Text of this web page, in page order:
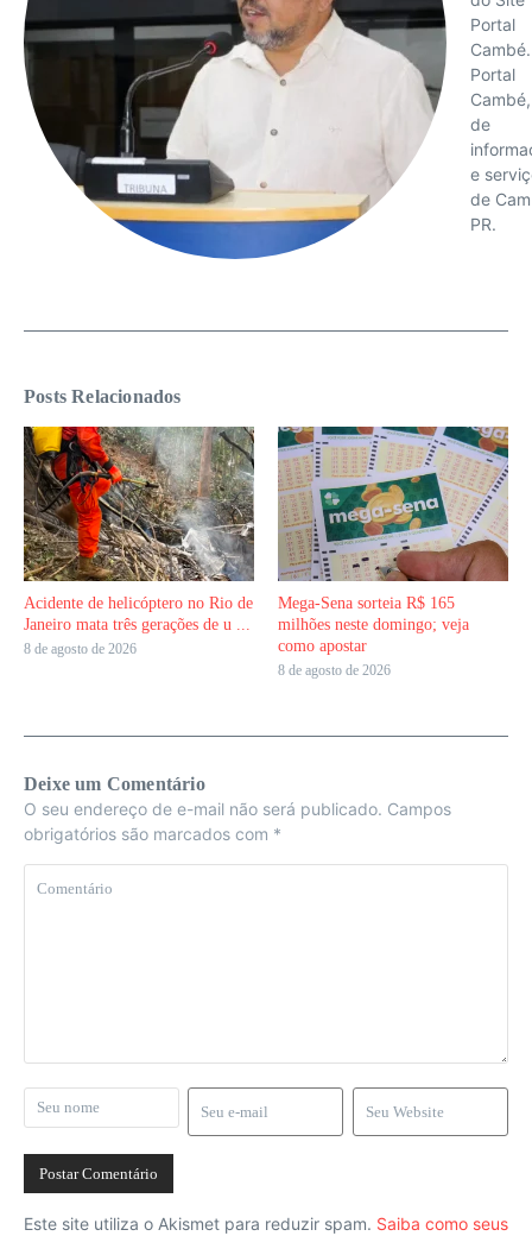
Portal
Cambé.
Portal
de
e
de
PR.
Posts Relacionados
Acidente de helicóptero no Rio de
Janeiro mata três gerações de u ...
8 de agosto de 2026
Mega-Sena sorteia R$ 165
milhões neste domingo; veja
como apostar
8 de agosto de 2026
Deixe um Comentário
O seu endereço de e-mail não será publicado. Campos
obrigatórios são marcados com *
Este site utiliza o Akismet para reduzir spam. Saiba como seus